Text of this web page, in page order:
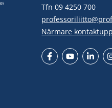
Tfn 09 4250 700
Närmare